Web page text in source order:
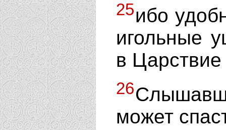
25ибо
игольные
в
26
может